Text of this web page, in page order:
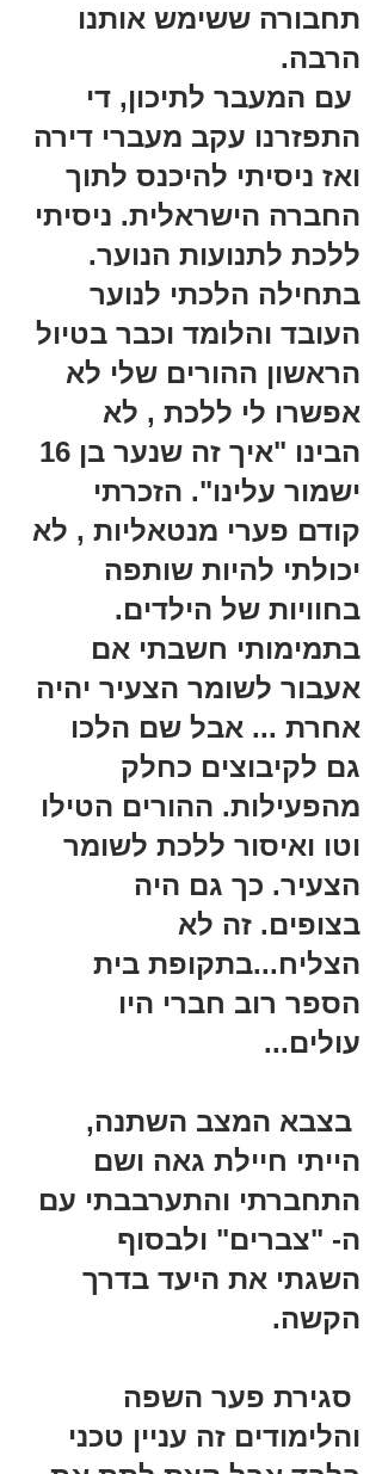
תחבורה ששימש אותנו
הרבה.
עם המעבר לתיכון, די
התפזרנו עקב מעברי דירה
ואז ניסיתי להיכנס לתוך
החברה הישראלית. ניסיתי
ללכת לתנועות הנוער.
בתחילה הלכתי לנוער
העובד והלומד וכבר בטיול
הראשון ההורים שלי לא
אפשרו לי ללכת , לא
ישמור עלינו". הזכרתי
קודם פערי מנטאליות , לא
יכולתי להיות שותפה
בחוויות של הילדים.
בתמימותי חשבתי אם
אעבור לשומר הצעיר יהיה
אחרת ... אבל שם הלכו
גם לקיבוצים כחלק
מהפעילות. ההורים הטילו
וטו ואיסור ללכת לשומר
הצעיר. כך גם היה
בצופים. זה לא
הצליח...בתקופת בית
הספר רוב חברי היו
עולים...
בצבא המצב השתנה,
הייתי חיילת גאה ושם
התחברתי והתערבבתי עם
ה- "צברים" ולבסוף
השגתי את היעד בדרך
הקשה.
סגירת פער השפה
והלימודים זה עניין טכני